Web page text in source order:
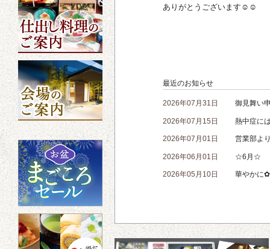
ありがとうござい
最近のお知らせ
2026年07月31日 御見舞い
2026年07月15日 熱中症に
2026年07月01日 営業部よ
2026年06月01日 ☆6月☆
2026年05月10日 華やかに✿